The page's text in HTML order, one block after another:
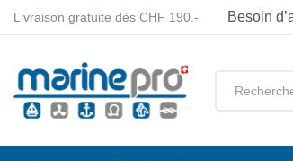
Livraison gratuite dès CHF 190.- Besoin